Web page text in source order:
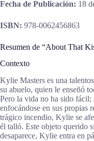
Fecha de Publicación: 18
ISBN: 978-0062456863
Resumen de “About That
Contexto
Kylie Masters es una
su abuelo, quien le enseñó
Pero la vida no ha sido fácil;
enfocándose en sus propias
trágico incendio, Kylie se
él talló. Este objeto querido
desaparece, Kylie entra en